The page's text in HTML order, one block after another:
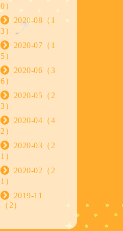
0）
2020-08（1
3）
2020-07（1
5）
2020-06（3
6）
2020-05（2
3）
2020-04（4
2）
2020-03（2
1）
2020-02（2
1）
2019-11
（2）